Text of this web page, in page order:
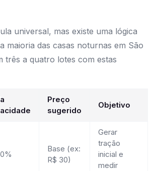
universal, mas existe uma lógica
maioria das casas noturnas em São
três a quatro lotes com estas
Preço
sugerido
Objetivo
Base (ex:
R$ 30)
Gerar
tração
inicial e
medir